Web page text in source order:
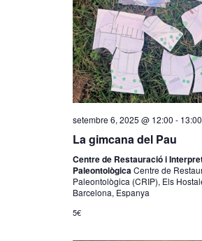
setembre 6, 2025 @ 12:00 - 13:00
La gimcana del Pau
Centre de Restauració i
PaleontològicaCentre de
Paleontològica (CRIP), Els
Barcelona, Espanya
5€